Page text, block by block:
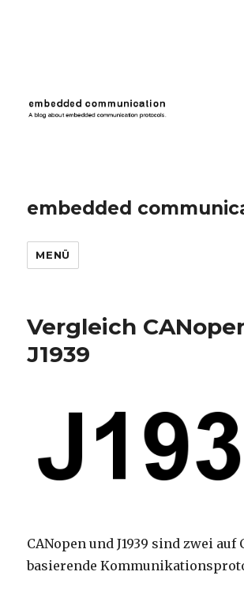
embedded
MENÜ
Vergleich
J1939
CANopen und J1939 sind zwei auf
basierende